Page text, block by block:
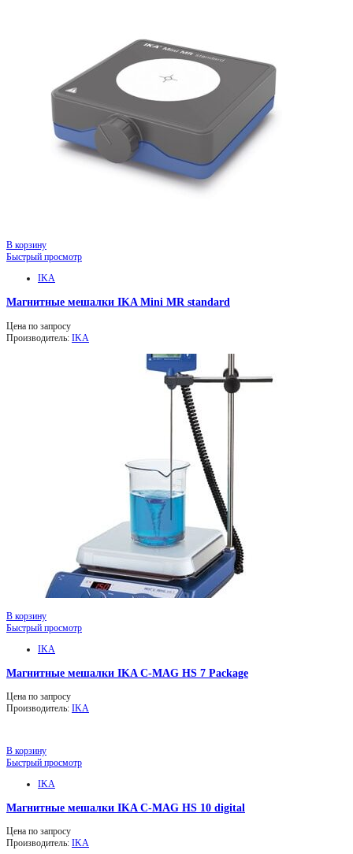
В корзину
Быстрый просмотр
IKA
Магнитные мешалки IKA Mini MR standard
Цена по запросу
Производитель: IKA
В корзину
Быстрый просмотр
IKA
Магнитные мешалки IKA C-MAG HS 7 Package
Цена по запросу
Производитель: IKA
В корзину
Быстрый просмотр
IKA
Магнитные мешалки IKA C-MAG HS 10 digital
Цена по запросу
Производитель: IKA